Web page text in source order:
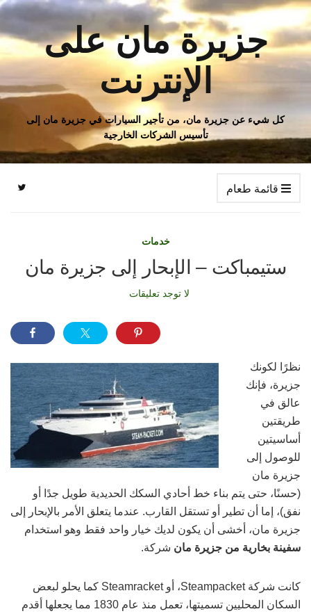
جزيرة مان على
الإنترنت
كل شيء عن جزيرة مان، من تأجير السيارات في جزيرة مان إلى
تأسيس الشركات الخارجية
قائمة طعام
خدمات
ستيمباكت – الإبحار إلى جزيرة مان
لا توجد تعليقات
نظرًا لكونك
جزيرة، فإنك
عالق في
طريقتين
أساسيتين
للوصول إلى
جزيرة مان
(حسنًا، حتى يتم بناء خط أحادي السكك الحديدية طويل جدًا أو
نفق)، إما أن تطير أو تستقل القارب. عندما يتعلق الأمر بالإبحار إلى
جزيرة مان، أخشى أن يكون لديك خيار واحد فقط وهو استخدام
سفينة بخارية من جزيرة مان شركة.
كانت شركة Steampacket، أو Steamracket كما يحلو لبعض
السكان المحليين تسميتها، تعمل منذ عام 1830 مما يجعلها أقدم